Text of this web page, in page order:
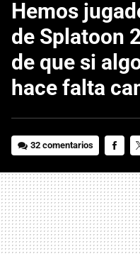
Hemos
de Splatoon
de que si
hace falta
32 comentarios